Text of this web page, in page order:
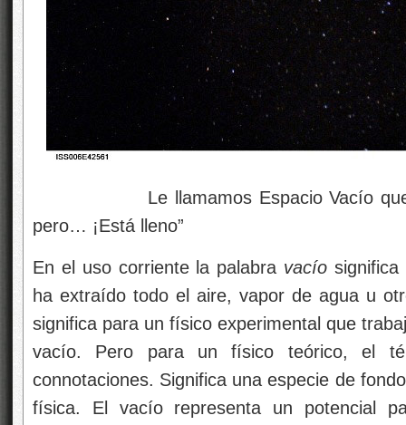
Le llamamos Espacio Vacío
pero… ¡Está lleno”
En el uso corriente la palabra vacío
ha extraído todo el aire, vapor de agua u
significa para un físico experimental que
vacío. Pero para un físico teórico, el
connotaciones. Significa una especie de
física. El vacío representa un potencial